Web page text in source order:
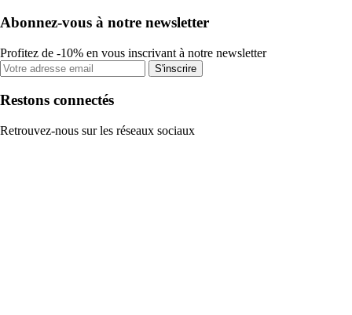
Abonnez-vous à notre newsletter
Profitez de -10% en vous inscrivant à notre newsletter
S'inscrire
Restons connectés
Retrouvez-nous sur les réseaux sociaux